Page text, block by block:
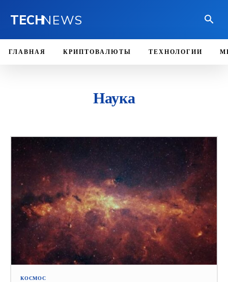
TECHNEWS
ГЛАВНАЯ КРИПТОВАЛЮТЫ ТЕХНОЛОГИИ
Наука
КОСМОС